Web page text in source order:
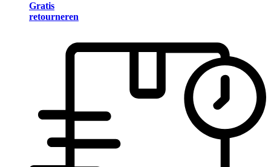
Gratis
retourneren